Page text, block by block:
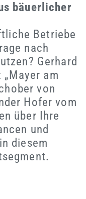
bäuerlicher
Betriebe
nach
Gerhard
am
von
Hofer vom
über Ihre
und
diesem